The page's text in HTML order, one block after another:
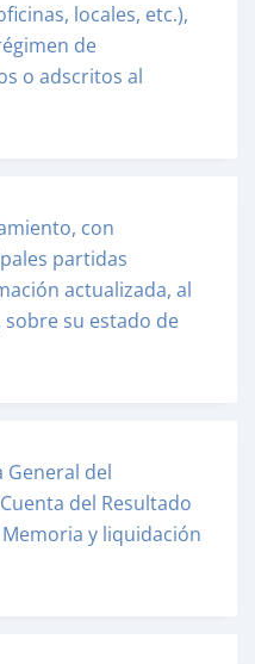
locales, etc.),
de
o adscritos al
con
partidas
actualizada, al
su estado de
General del
del Resultado
y liquidación